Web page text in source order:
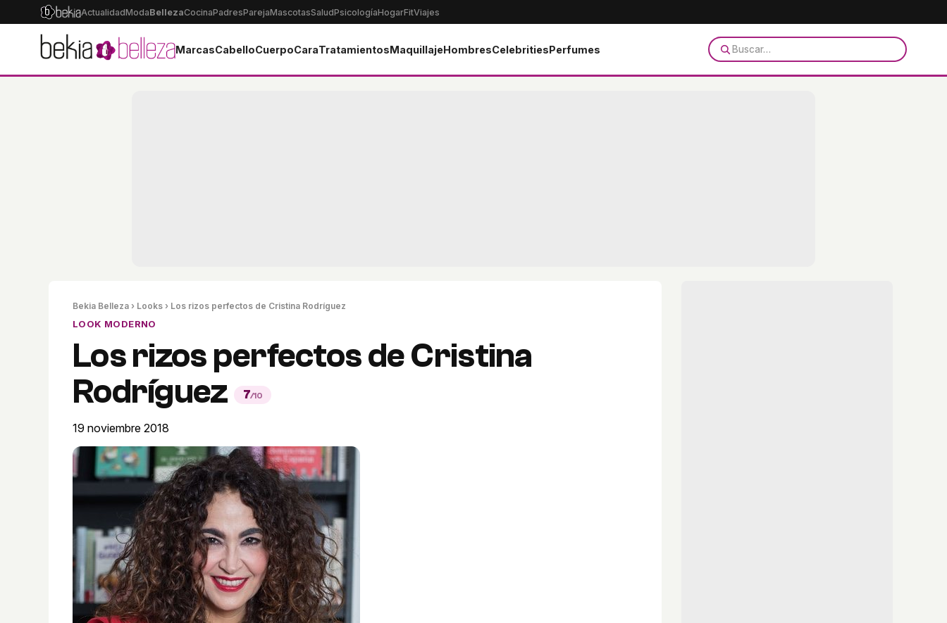
ActualidadModaBellezaCocinaPadresParejaMascotasSaludPsicologíaHogarFitViajes
MarcasCabelloCuerpoCaraTratamientosMaquillajeHombresCelebritiesPerfumes
Bekia Belleza › Looks › Los rizos perfectos de Cristina Rodríguez
LOOK MODERNO
Los rizos perfectos de Cristina
Rodríguez
7/10
19 noviembre 2018